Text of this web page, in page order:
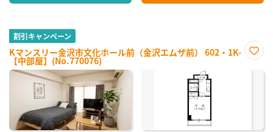
割引キャンペーン
Kマンスリー金沢市文化ホール前（金沢エムザ前） 602・1K-
【中部屋】(No.770076)
に入